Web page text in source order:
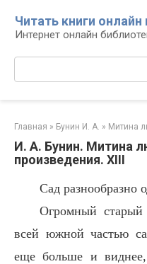
контенту
Читать книги онлайн
Интернет онлайн
Главная » Бунин И. А. » Митина
И. А. Бунин. Митина
произведения. XIII
Сад разнообразно
Огромный
всей южной частью
еще больше и